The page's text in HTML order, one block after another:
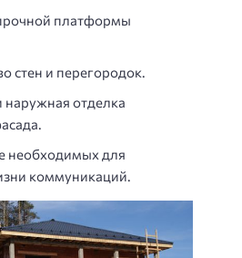
платформы
стен и перегородок.
наружная отделка
необходимых для
коммуникаций.